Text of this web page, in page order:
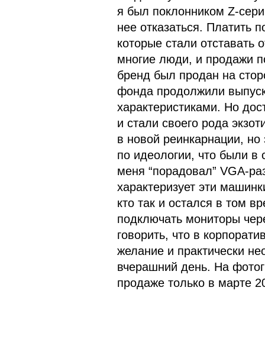
я был поклонником Z-
нее отказаться. Платить
которые стали
многие люди, и продажи
бренд был продан на
фонда продолжили
характеристиками. Но
и стали своего рода
в новой реинкарнации, но
по идеологии, что были в
меня “порадовал” VGA-
характеризует эти
кто так и остался в том
подключать мониторы
говорить, что в
желание и практически
вчерашний день. На
продаже только в марте